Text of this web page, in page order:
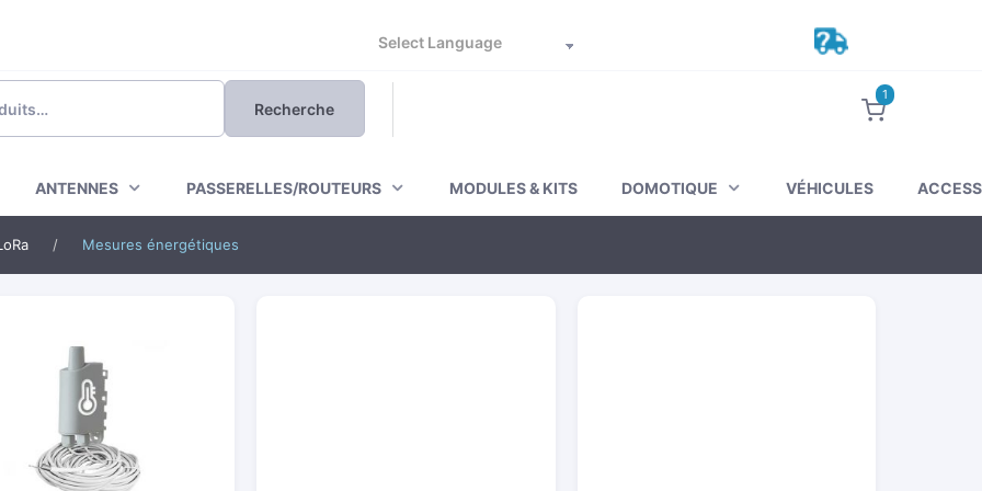
Suivez votre commande
Recherche
1
ANTENNES PASSERELLES/ROUTEURS MODULES & KITS DOMOTIQUE VÉHICULES
/ Mesures énergétiques